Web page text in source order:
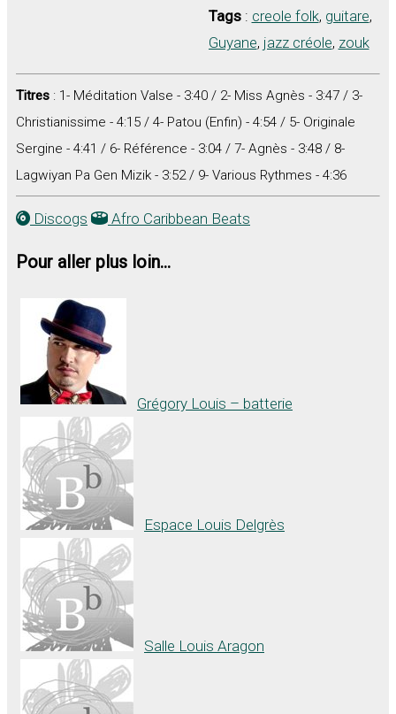
Tags: creole folk, guitare,
Guyane, jazz créole, zouk
Titres : 1- Méditation Valse - 3:40 / 2- Miss Agnès - 3:47 / 3-
Christianissime - 4:15 / 4- Patou (Enfin) - 4:54 / 5- Originale
Sergine - 4:41 / 6- Référence - 3:04 / 7- Agnès - 3:48 / 8-
Lagwiyan Pa Gen Mizik - 3:52 / 9- Various Rythmes - 4:36
Discogs Afro Caribbean Beats
Pour aller plus loin...
Grégory Louis – batterie
Espace Louis Delgrès
Salle Louis Aragon